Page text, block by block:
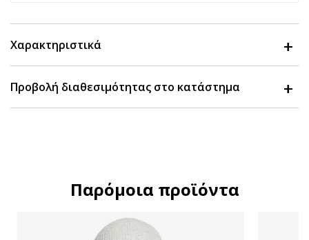
Χαρακτηριστικά
Προβολή διαθεσιμότητας στο κατάστημα
Παρόμοια προϊόντα